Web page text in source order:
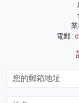
電郵 :